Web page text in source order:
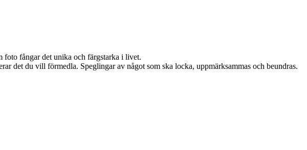
foto fångar det unika och färgstarka i livet.
det du vill förmedla. Speglingar av något som ska locka, uppmärksammas och beundras.